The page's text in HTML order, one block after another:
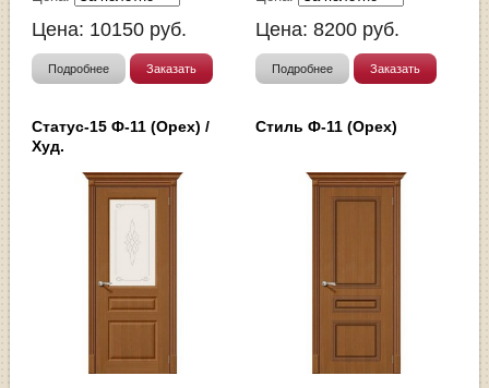
Цена: 10150 руб.
Подробнее Заказать
Цена: 8200 руб.
Подробнее Заказать
Статус-15 Ф-11 (Орех) /
Худ.
Стиль Ф-11 (Орех)